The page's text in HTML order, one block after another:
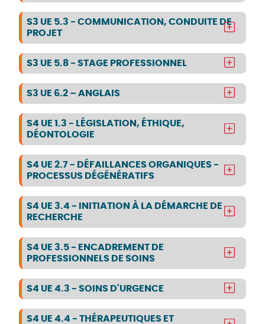
S3 UE 5.3 - COMMUNICATION, CONDUITE DE
PROJET
S3 UE 5.8 - STAGE PROFESSIONNEL
S3 UE 6.2 – ANGLAIS
S4 UE 1.3 - LÉGISLATION, ÉTHIQUE,
DÉONTOLOGIE
S4 UE 2.7 - DÉFAILLANCES ORGANIQUES -
PROCESSUS DÉGÉNÉRATIFS
S4 UE 3.4 - INITIATION À LA DÉMARCHE DE
RECHERCHE
S4 UE 3.5 - ENCADREMENT DE
PROFESSIONNELS DE SOINS
S4 UE 4.3 - SOINS D'URGENCE
S4 UE 4.4 - THÉRAPEUTIQUES ET